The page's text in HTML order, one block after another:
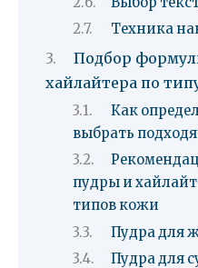
Техника
Подбор
хайлайтера по
Как
выбрать
пудры и
типов кожи
Пудра для
Пудра для